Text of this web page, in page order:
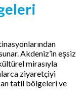
Akdeniz’in eşsiz
mirasıyla
ziyaretçiyi
tatil bölgeleri ve